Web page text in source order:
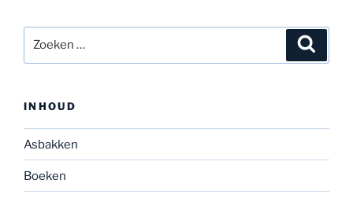
naar:
INHOUD
Asbakken
Boeken